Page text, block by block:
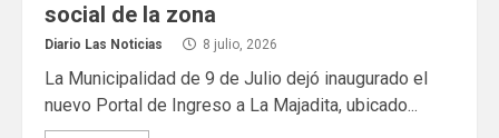
social de la zona
Diario Las Noticias 8 julio, 2026
La Municipalidad de 9 de Julio dejó inaugurado el
nuevo Portal de Ingreso a La Majadita, ubicado...